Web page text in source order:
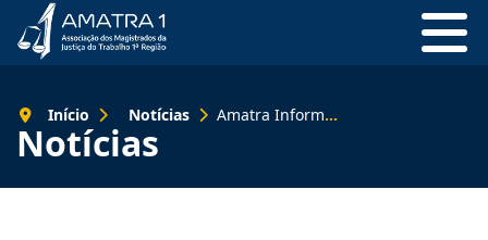
Notícias
Início Notícias Amatra Informa Agosto 2010